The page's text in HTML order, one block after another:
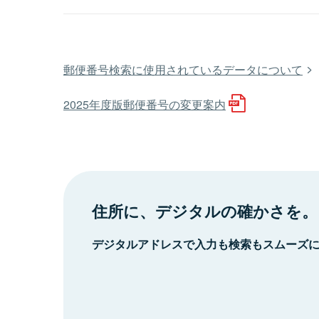
郵便番号検索に使用されているデータについて
2025年度版郵便番号の変更案内
住所に、デジタルの確かさを。
デジタルアドレスで入力も検索もスムーズ